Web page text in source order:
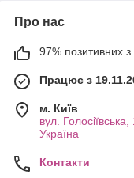
Про нас
97% позитивних з
Працює з
м. Київ
вул.
Україна
Контакти